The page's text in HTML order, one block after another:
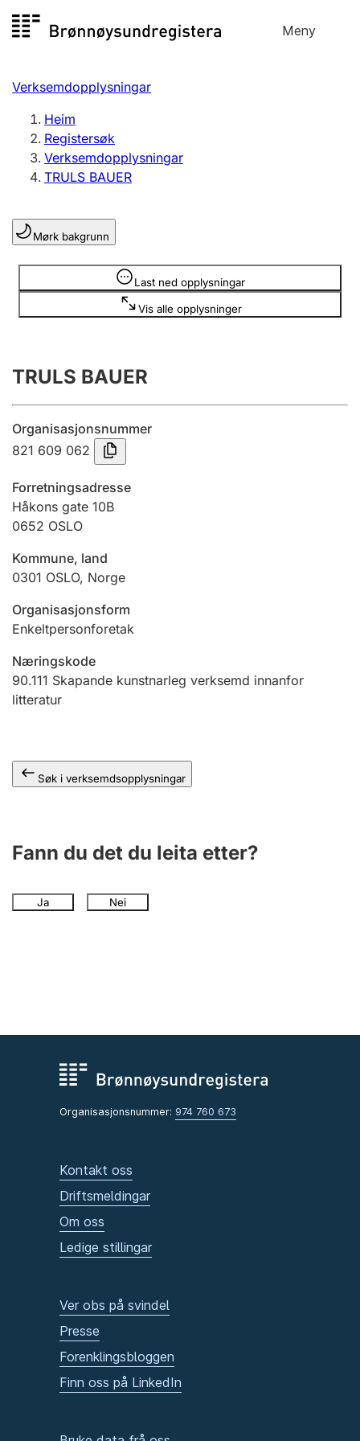
til
Meny
Registersøk
Aksjeselskap
Enkeltpersonføretak
Registrere, endre, slette
Lag og foreining
Registrere, endre, slette
Årsrekneskap
Innsending og forseinkingsgebyr
Tinglysing
Jeger
Ektepaktrettleiaren
Andre tema
Verksemdopplysningar
Heim
Registersøk
Verksemdopplysningar
TRULS BAUER
Mørk bakgrunn
Last ned opplysningar
Vis alle opplysninger
Opplysninger er skjult
TRULS BAUER
Organisasjonsnummer
821 609 062
Forretningsadresse
Håkons gate 10B
0652 OSLO
Kommune, land
0301 OSLO, Norge
Organisasjonsform
Enkeltpersonforetak
Næringskode
90.111 Skapande kunstnarleg verksemd innanfor
litteratur
Søk i verksemdsopplysningar
Fann du det du leita etter?
Ja Nei
Organisasjonsnummer: 974 760 673
Kontakt oss
Driftsmeldingar
Om oss
Ledige stillingar
Ver obs på svindel
Presse
Forenklingsbloggen
Finn oss på LinkedIn